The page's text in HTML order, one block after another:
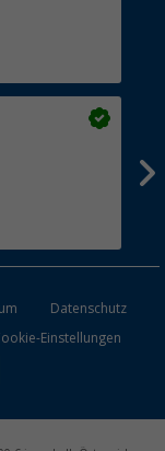
Datenschutz
Einstellungen